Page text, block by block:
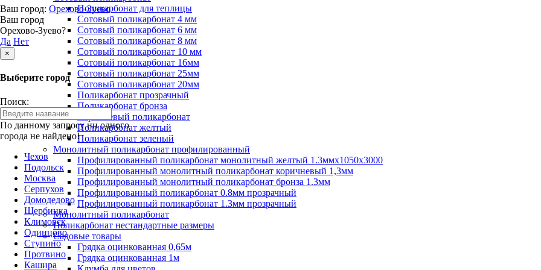
Ваш город: Орехово-Зуево
Ваш город
Орехово-Зуево?
Да Нет
×
Выберите город
Поиск:
По данному запросу ни одного
города не найдено!
Чехов
Подольск
Москва
Серпухов
Домодедово
Щербинка
Климовск
Одинцово
Ступино
Протвино
Кашира
Поликарбонат для теплицы
Сотовый поликарбонат 4 мм
Сотовый поликарбонат 6 мм
Сотовый поликарбонат 8 мм
Сотовый поликарбонат 10 мм
Сотовый поликарбонат 16мм
Сотовый поликарбонат 25мм
Сотовый поликарбонат 20мм
Поликарбонат прозрачный
Поликарбонат бронза
Коричневый поликарбонат
Поликарбонат желтый
Поликарбонат зеленый
Монолитный поликарбонат профилированный
Профилированный поликарбонат монолитный желтый 1.3ммх1050х3000
Профилированный монолитный поликарбонат коричневый 1,3мм
Профилированный монолитный поликарбонат бронза 1.3мм
Профилированный поликарбонат 0.8мм прозрачный
Профилированный поликарбонат 1.3мм прозрачный
Монолитный поликарбонат
Поликарбонат нестандартные размеры
Садовые товары
Грядка оцинкованная 0,65м
Грядка оцинкованная 1м